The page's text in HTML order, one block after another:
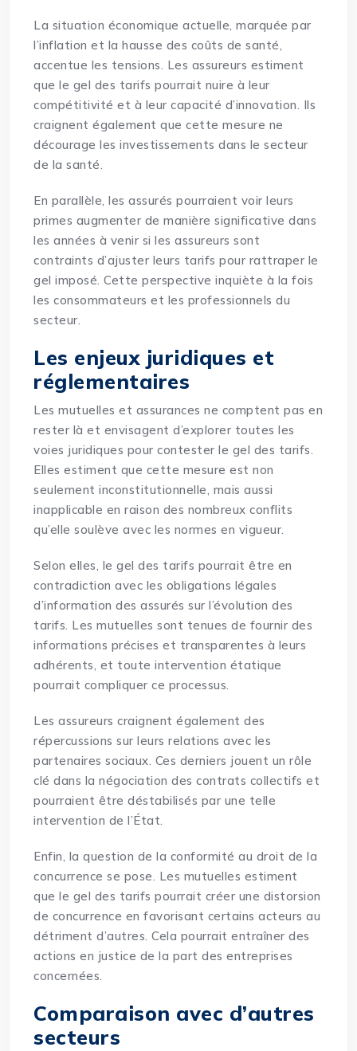
La situation économique actuelle, marquée par
l’inflation et la hausse des coûts de santé,
accentue les tensions. Les assureurs estiment
que le gel des tarifs pourrait nuire à leur
compétitivité et à leur capacité d’innovation. Ils
craignent également que cette mesure ne
décourage les investissements dans le secteur
de la santé.
En parallèle, les assurés pourraient voir leurs
primes augmenter de manière significative dans
les années à venir si les assureurs sont
contraints d’ajuster leurs tarifs pour rattraper le
gel imposé. Cette perspective inquiète à la fois
les consommateurs et les professionnels du
secteur.
Les enjeux juridiques et
réglementaires
Les mutuelles et assurances ne comptent pas en
rester là et envisagent d’explorer toutes les
voies juridiques pour contester le gel des tarifs.
Elles estiment que cette mesure est non
seulement inconstitutionnelle, mais aussi
inapplicable en raison des nombreux conflits
qu’elle soulève avec les normes en vigueur.
Selon elles, le gel des tarifs pourrait être en
contradiction avec les obligations légales
d’information des assurés sur l’évolution des
tarifs. Les mutuelles sont tenues de fournir des
informations précises et transparentes à leurs
adhérents, et toute intervention étatique
pourrait compliquer ce processus.
Les assureurs craignent également des
répercussions sur leurs relations avec les
partenaires sociaux. Ces derniers jouent un rôle
clé dans la négociation des contrats collectifs et
pourraient être déstabilisés par une telle
intervention de l’État.
Enfin, la question de la conformité au droit de la
concurrence se pose. Les mutuelles estiment
que le gel des tarifs pourrait créer une distorsion
de concurrence en favorisant certains acteurs au
détriment d’autres. Cela pourrait entraîner des
actions en justice de la part des entreprises
concernées.
Comparaison avec d’autres
secteurs